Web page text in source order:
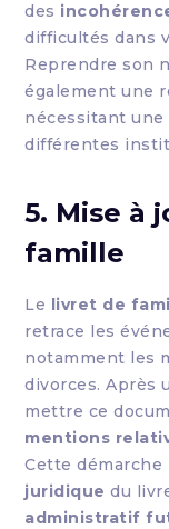
des
difficultés dans
Reprendre son
également une
nécessitant une
différentes
5. Mise à
famille
Le livret de
retrace les
notamment les
divorces. Après
mettre ce
mentions
Cette
juridique du
administratif